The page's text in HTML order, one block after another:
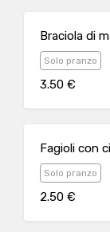
Braciola di
Solo pranzo
3.50 €
Fagioli con
Solo pranzo
2.50 €